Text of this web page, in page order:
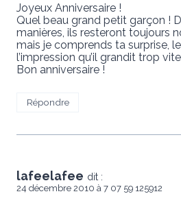
Joyeux Anniversaire !
Quel beau grand petit garçon !
manières, ils resteront toujours
mais je comprends ta surprise, le
l’impression qu’il grandit trop
Bon anniversaire !
Répondre
lafeelafee dit :
24 décembre 2010 à 7 07 59 125912